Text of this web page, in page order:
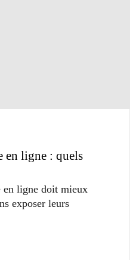
en ligne : quels
en ligne doit mieux
exposer leurs